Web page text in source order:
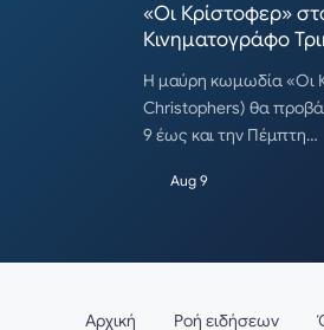
«Οι Κρίστοφερ»
Κινηματογράφο
Η μαύρη κωμωδία «Οι
Christophers) θα
9 έως και την Πέμπτη…
Aug 9
Αρχική Ροή ειδήσεων